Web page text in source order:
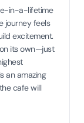
in-a-lifetime
journey feels
excitement.
its own—just
an amazing
cafe will